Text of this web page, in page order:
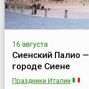
16 августа
Сиенский Палио
городе Сиене
Праздники Италии